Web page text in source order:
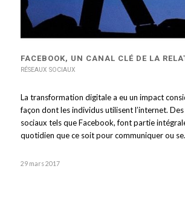
FACEBOOK, UN CANAL CLÉ DE LA
RÉSEAUX SOCIAUX
La transformation digitale a eu un impact
façon dont les individus utilisent l’internet.
sociaux tels que Facebook, font partie
quotidien que ce soit pour communiquer ou
29 mars 2017